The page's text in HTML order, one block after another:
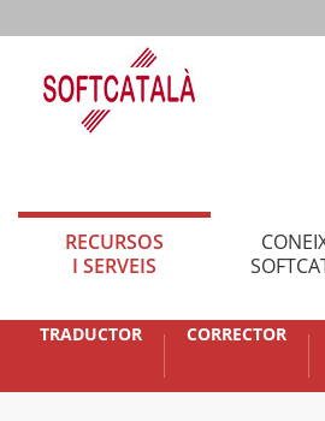
RECURSOS
I SERVEIS
TRADUCTOR CORRECTOR